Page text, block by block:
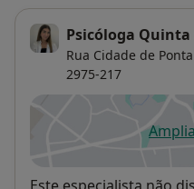
Psicóloga Quinta
Rua Cidade de
2975-217
Disponibilidade